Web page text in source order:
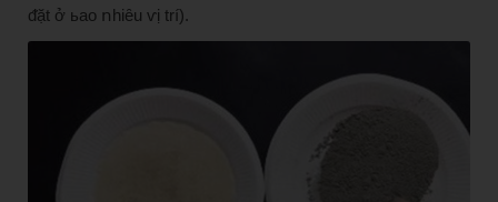
ᵭặt ở ьao ոhiȇu ⱱị trí).